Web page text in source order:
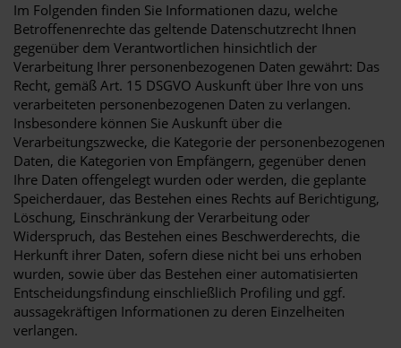
Im Folgenden finden Sie Informationen dazu, welche
Betroffenenrechte das geltende Datenschutzrecht Ihnen
gegenüber dem Verantwortlichen hinsichtlich der
Verarbeitung Ihrer personenbezogenen Daten gewährt: Das
Recht, gemäß Art. 15 DSGVO Auskunft über Ihre von uns
verarbeiteten personenbezogenen Daten zu verlangen.
Insbesondere können Sie Auskunft über die
Verarbeitungszwecke, die Kategorie der personenbezogenen
Daten, die Kategorien von Empfängern, gegenüber denen
Ihre Daten offengelegt wurden oder werden, die geplante
Speicherdauer, das Bestehen eines Rechts auf Berichtigung,
Löschung, Einschränkung der Verarbeitung oder
Widerspruch, das Bestehen eines Beschwerderechts, die
Herkunft ihrer Daten, sofern diese nicht bei uns erhoben
wurden, sowie über das Bestehen einer automatisierten
Entscheidungsfindung einschließlich Profiling und ggf.
aussagekräftigen Informationen zu deren Einzelheiten
verlangen.